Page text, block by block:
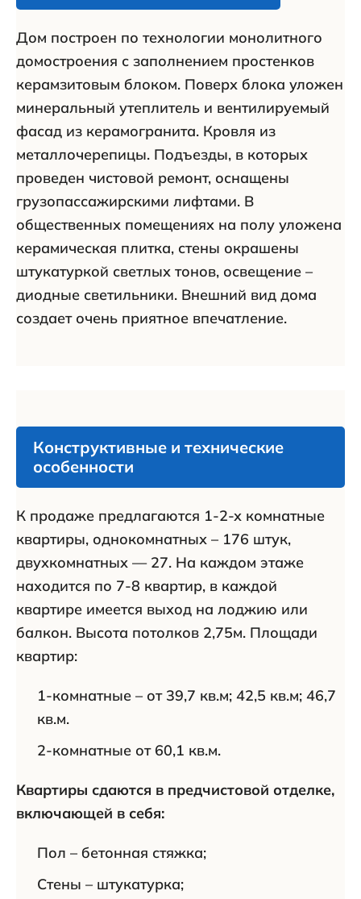
Дом построен по технологии монолитного
домостроения с заполнением простенков
керамзитовым блоком. Поверх блока уложен
минеральный утеплитель и вентилируемый
фасад из керамогранита. Кровля из
металлочерепицы. Подъезды, в которых
проведен чистовой ремонт, оснащены
грузопассажирскими лифтами. В
общественных помещениях на полу уложена
керамическая плитка, стены окрашены
штукатуркой светлых тонов, освещение –
диодные светильники. Внешний вид дома
создает очень приятное впечатление.
Конструктивные и технические
особенности
К продаже предлагаются 1-2-х комнатные
квартиры, однокомнатных – 176 штук,
двухкомнатных — 27. На каждом этаже
находится по 7-8 квартир, в каждой
квартире имеется выход на лоджию или
балкон. Высота потолков 2,75м. Площади
квартир:
1-комнатные – от 39,7 кв.м; 42,5 кв.м; 46,7
кв.м.
2-комнатные от 60,1 кв.м.
Квартиры сдаются в предчистовой отделке,
включающей в себя:
Пол – бетонная стяжка;
Стены – штукатурка;